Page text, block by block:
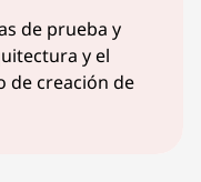
de prueba y
y el
de creación de